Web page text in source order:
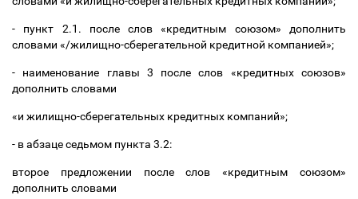
- пункт 2.1. после слов «кредитным союзом» дополнить
словами «/жилищно-сберегательной кредитной компанией»;
- наименование главы 3 после слов «кредитных союзов»
дополнить словами
«и жилищно-сберегательных кредитных компаний»;
- в абзаце седьмом пункта 3.2:
второе предложении после слов «кредитным союзом»
дополнить словами